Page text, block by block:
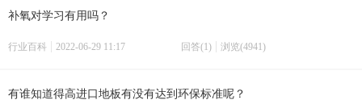
补氧对学习有用吗？
行业百科 2022-06-29 11:17 回答(1) 浏览(4941)
有谁知道得高进口地板有没有达到环保标准呢？